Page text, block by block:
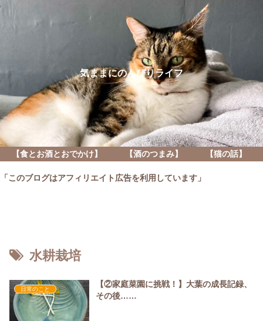
気ままにのんびりライフ
【食とお酒とおでかけ】 【酒のつまみ】 【猫の話】
「このブログはアフィリエイト広告を利用しています」
水耕栽培
日常のこと
【②家庭菜園に挑戦！】大葉の成長記録、
その後……